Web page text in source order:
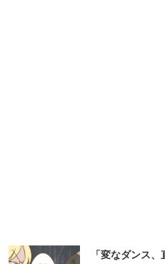
「変なダンス